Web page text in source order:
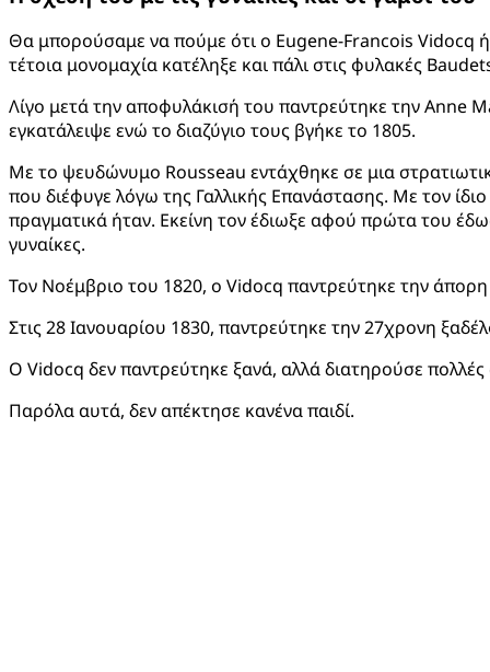
Θα μπορούσαμε να πούμε ότι ο Eugene-Francois Vidocq
τέτοια μονομαχία κατέληξε και πάλι στις φυλακές
Λίγο μετά την αποφυλάκισή του παντρεύτηκε την Anne
εγκατάλειψε ενώ το διαζύγιο τους βγήκε το 1805.
Με το ψευδώνυμο Rousseau εντάχθηκε σε μια
που διέφυγε λόγω της Γαλλικής Επανάστασης. Με τον
πραγματικά ήταν. Εκείνη τον έδιωξε αφού πρώτα του
γυναίκες.
Τον Νοέμβριο του 1820, ο Vidocq παντρεύτηκε την
Στις 28 Ιανουαρίου 1830, παντρεύτηκε την 27χρονη
Ο Vidocq δεν παντρεύτηκε ξανά, αλλά διατηρούσε
Παρόλα αυτά, δεν απέκτησε κανένα παιδί.